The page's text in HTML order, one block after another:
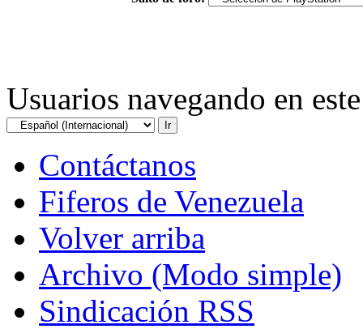
Usuarios navegando en
Contáctanos
Fiferos de Venezuela
Volver arriba
Archivo (Modo simple)
Sindicación RSS